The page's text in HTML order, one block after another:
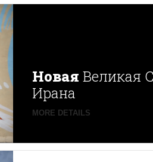
Новая Великая
Ирана
MORE DETAILS